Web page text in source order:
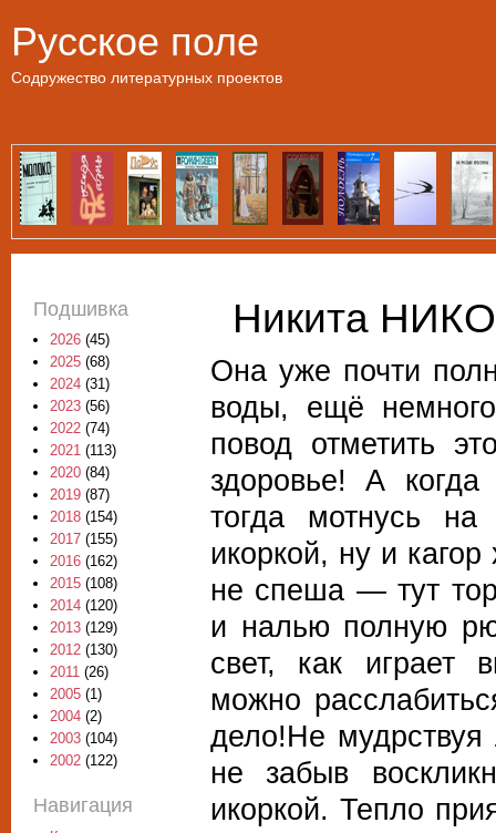
Русское поле
Содружество литературных проектов
Никита
Она уже почти
воды, ещё
повод отметить
здоровье! А
тогда мотнусь
икоркой, ну и
не спеша — тут
и налью полную
свет, как играет
можно
дело!Не
не забыв
икоркой. Тепло
Подшивка
2026 (45)
2025 (68)
2024 (31)
2023 (56)
2022 (74)
2021 (113)
2020 (84)
2019 (87)
2018 (154)
2017 (155)
2016 (162)
2015 (108)
2014 (120)
2013 (129)
2012 (130)
2011 (26)
2005 (1)
2004 (2)
2003 (104)
2002 (122)
Навигация